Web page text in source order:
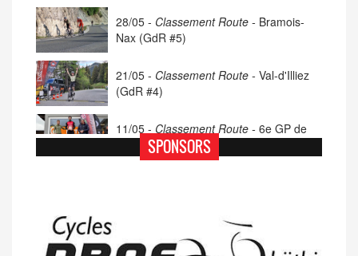
28/05 - Classement Route - Bramois-
Nax (GdR #5)
21/05 - Classement Route - Val-d'Illiez
(GdR #4)
11/05 - Classement Route - 6e GP de
Porsel (TdC #4)
Classement Route -
Moléson (TdC #3)
SPONSORS